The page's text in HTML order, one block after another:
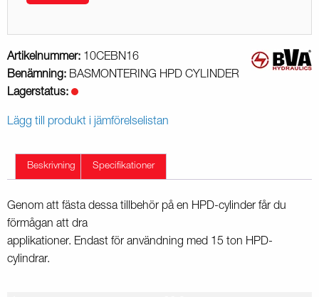
Artikelnummer: 10CEBN16
Benämning: BASMONTERING HPD CYLINDER
Lagerstatus:
Lägg till produkt i jämförelselistan
Beskrivning Specifikationer
Genom att fästa dessa tillbehör på en HPD-cylinder får du
förmågan att dra
applikationer. Endast för användning med 15 ton HPD-
cylindrar.